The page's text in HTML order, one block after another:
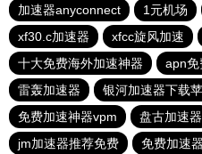
加速器anyconnect
1元机场
xf30.c加速器
xfcc旋风加速
十大免费海外加速神器
apn免
雷轰加速器
银河加速器下载
免费加速神器vpm
盘古加速器
jm加速器推荐免费
免费加速